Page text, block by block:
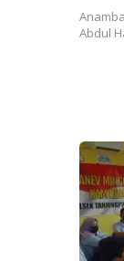
Abdul